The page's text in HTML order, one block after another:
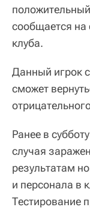
сообщается на
клуба.
Данный игрок
сможет
Ранее в
случая
результатам
и персонала в
Тестирование